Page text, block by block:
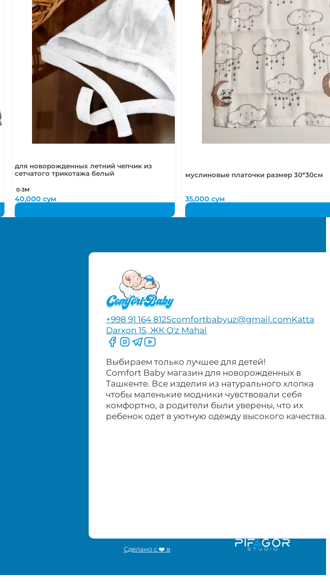
для новорожденных летний чепчик из
сетчатого трикотажа белый
0-3М
40,000сум
муслиновые платочки размер 30*30см
35,000 сум
+998 91 164 8125comfortbabyuz@gmail.comKatta
Darxon 15, ЖК O'z Mahal
Следите за нами на Facebook
Следите за нами в Instagram
Следите за нами в Telegram
Следите за нами в YouTube
Выбираем только лучшее для детей!
Comfort Baby магазин для новорожденных в
Ташкенте. Все изделия из натурального хлопка
чтобы маленькие модники чувствовали себя
комфортно, а родители были уверены, что их
ребенок одет в уютную одежду высокого качества.
Сделано с ❤️ в